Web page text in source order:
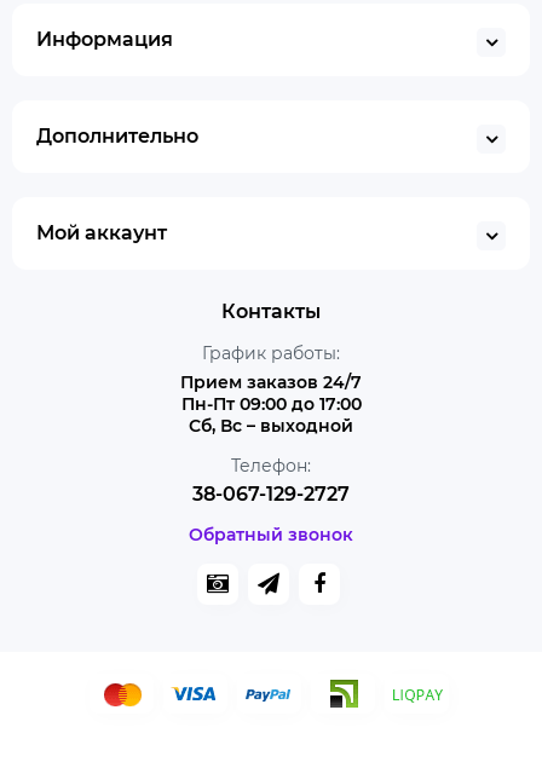
Информация
Дополнительно
Мой аккаунт
Контакты
График работы:
Прием заказов 24/7
Пн-Пт 09:00 до 17:00
Сб, Вс – выходной
Телефон:
38-067-129-2727
Обратный звонок